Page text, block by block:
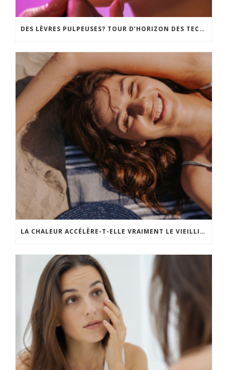
DES LÈVRES PULPEUSES? TOUR D’HORIZON DES TECHNIQUES, DU GLOSS REPULPANT À LA CHIRURGIE
LA CHALEUR ACCÉLÈRE-T-ELLE VRAIMENT LE VIEILLISSEMENT DE LA PEAU ?